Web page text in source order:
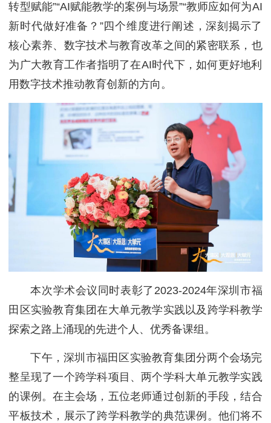
转型赋能”“AI赋能教学的案例与场景”“教师应如何为AI
新时代做好准备？”四个维度进行阐述，深刻揭示了
核心素养、数字技术与教育改革之间的紧密联系，也
为广大教育工作者指明了在AI时代下，如何更好地利
用数字技术推动教育创新的方向。
本次学术会议同时表彰了2023-2024年深圳市福
田区实验教育集团在大单元教学实践以及跨学科教学
探索之路上涌现的先进个人、优秀备课组。
下午，深圳市福田区实验教育集团分两个会场完
整呈现了一个跨学科项目、两个学科大单元教学实践
的课例。在主会场，五位老师通过创新的手段，结合
平板技术，展示了跨学科教学的典范课例。他们将不